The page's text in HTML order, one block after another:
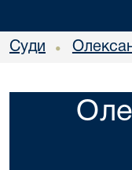
Суди •